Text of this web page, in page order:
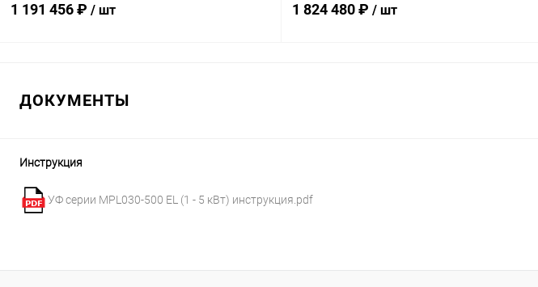
1 191 456 ₽ / шт 1 824 480 ₽ / шт
ДОКУМЕНТЫ
Инструкция
УФ серии MPL030-500 EL (1 - 5 кВт) инструкция.pdf